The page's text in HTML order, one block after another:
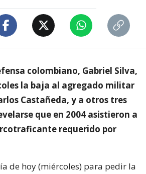
colombiano, Gabriel Silva,
la baja al agregado militar
Castañeda, y a otros tres
que en 2004 asistieron a
requerido por
de hoy (miércoles) para pedir la